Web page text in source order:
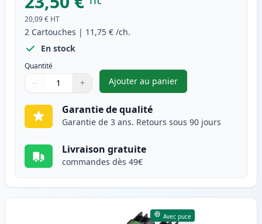
20,09 € HT
2 Cartouches | 11,75 € /ch.
En stock
Quantité
Quantité
Utilisez les boutons pour ajuster
− +
Quantité
Ajouter au panier
,Pack de 2 Brother LC125M
Garantie de qualité
Garantie de 3 ans. Retours sous 90 jours
Livraison gratuite
commandes dès 49€
Avec puce